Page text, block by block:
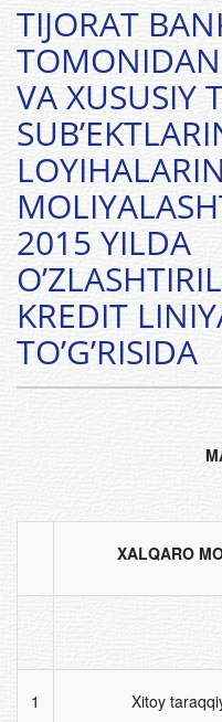
TIJORAT
VA XUSUSIY
2015 YILDA
KREDIT
TO’G’RISIDA
XALQARO
1 Xitoy